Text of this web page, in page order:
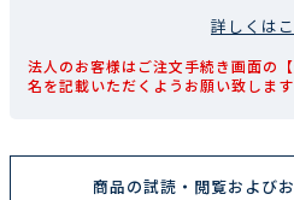
詳しくは
法人のお客様はご注文手続き画面の
名を記載いただくようお願い致します
商品の試読・閲覧および